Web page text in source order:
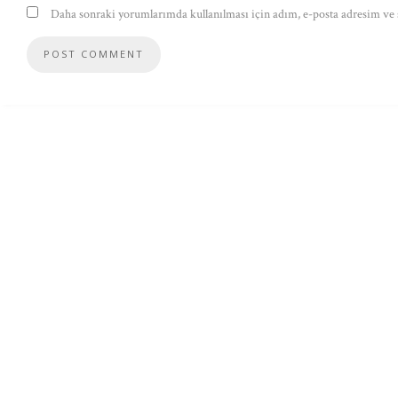
Daha sonraki yorumlarımda kullanılması için adım, e-posta adresim